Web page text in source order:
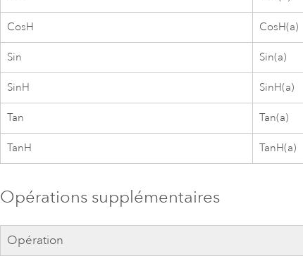
CosH CosH(a)
Sin Sin(a)
SinH SinH(a)
Tan Tan(a)
TanH TanH(a)
Opérations supplémentaires
Opération